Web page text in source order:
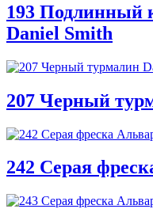
193 Подлинный
Daniel Smith
207 Черный
242 Серая